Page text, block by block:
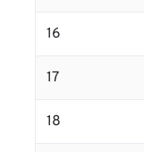
16
17
18